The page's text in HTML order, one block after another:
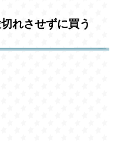
れさせずに買う